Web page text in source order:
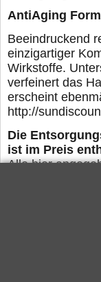
AntiAging
Beeindruckend
einzigartiger
Wirkstoffe.
verfeinert das
erscheint
http://
Die
ist im Preis
Alle hier